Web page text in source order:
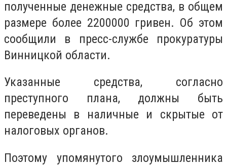
полученные денежные средства, в общем
размере более 2200000 гривен. Об этом
сообщили в пресс-службе прокуратуры
Винницкой области.
Указанные средства, согласно
преступного плана, должны быть
переведены в наличные и скрытые от
налоговых органов.
Поэтому упомянутого злоумышленника